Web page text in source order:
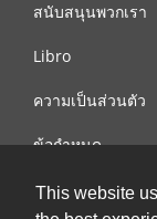
This website
สนับสนุนพวกเรา
Libro
ความเป็นส่วนตัว
ข้อกำหนด
ติดต่อเรา